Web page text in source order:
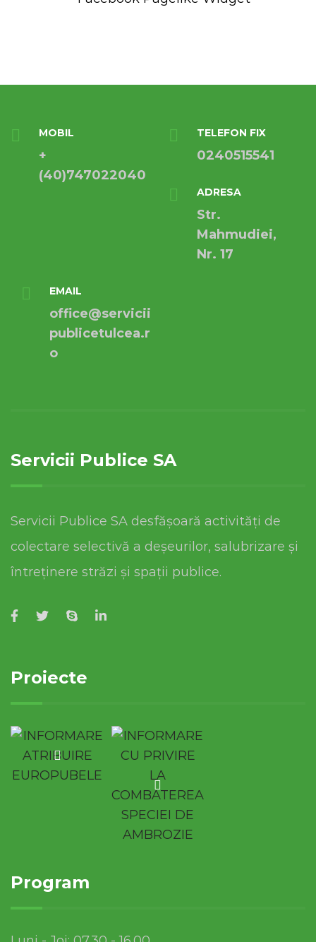
MOBIL
+
(40)747022040
TELEFON FIX
0240515541
ADRESA
Str.
Mahmudiei,
Nr. 17
EMAIL
office@servicii
publicetulcea.r
o
Servicii Publice SA
Servicii Publice SA desfășoară activități de
colectare selectivă a deșeurilor, salubrizare și
întreținere străzi și spații publice.
Proiecte
Program